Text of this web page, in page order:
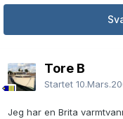
Tore B
Startet
Jeg har en Brita